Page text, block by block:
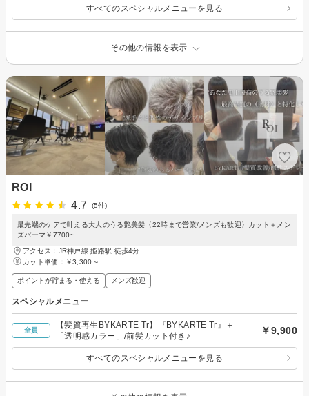
すべてのスペシャルメニューを見る
その他の情報を表示
ROI
4.7
(5件)
最先端のケアで叶える大人のうる艶美髪〈22時まで営業/メンズも歓迎〉カット＋メン
ズパーマ￥7700~
アクセス：JR神戸線 姫路駅 徒歩4分
カット単価： ￥3,300～
ポイントが貯まる・使える メンズ歓迎
スペシャルメニュー
全員
【髪質再生BYKARTE Tr】『BYKARTE Tr』＋
「透明感カラー」/前髪カット付き♪
￥9,900
すべてのスペシャルメニューを見る